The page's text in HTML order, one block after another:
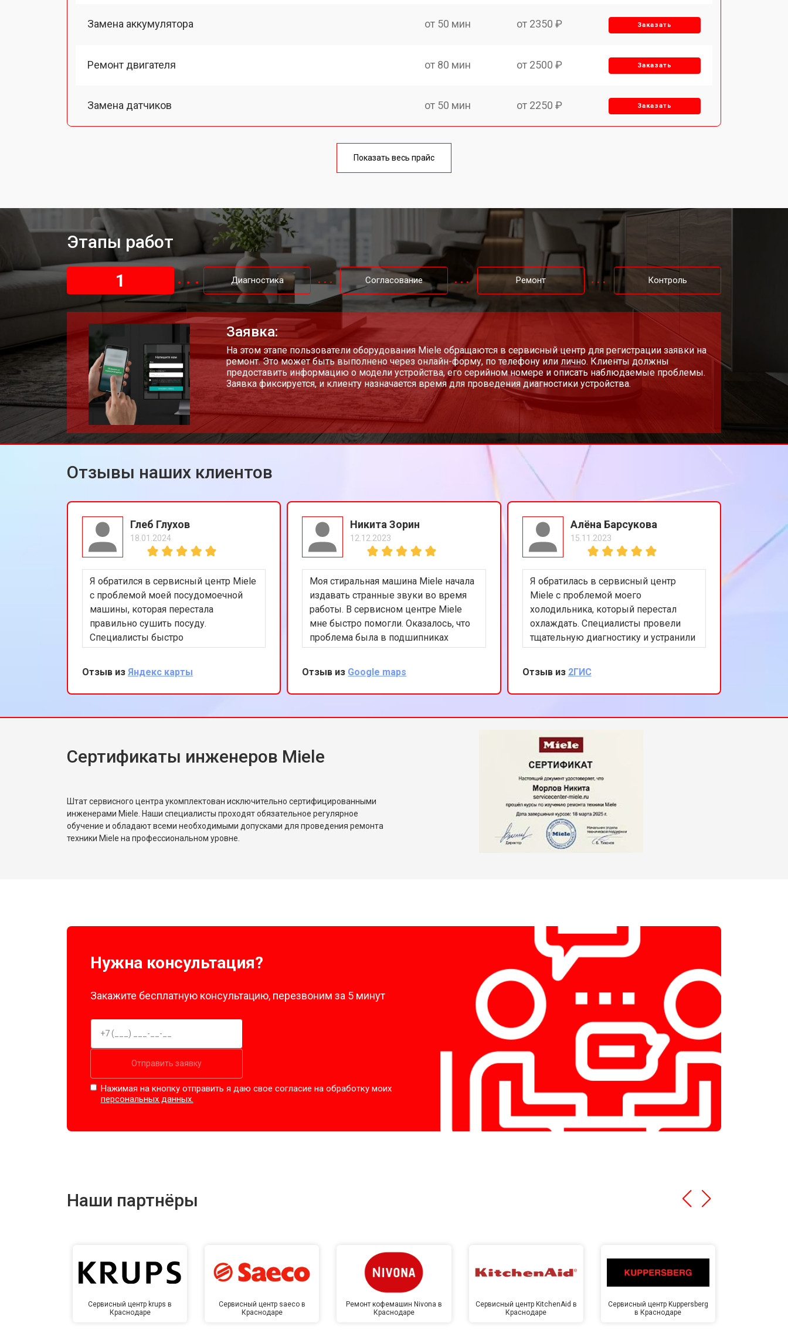
Замена аккумулятора от 50 мин от 2350 ₽ Заказать
Ремонт двигателя от 80 мин от 2500 ₽ Заказать
Замена датчиков от 50 мин от 2250 ₽ Заказать
от 50 мин
Показать весь прайс
Этапы работ
1
Диагностика Согласование Ремонт Контроль
Заявка:
На этом этапе пользователи оборудования Miele обращаются в сервисный центр для регистрации заявки на
ремонт. Это может быть выполнено через онлайн-форму, по телефону или лично. Клиенты должны
предоставить информацию о модели устройства, его серийном номере и описать наблюдаемые проблемы.
Заявка фиксируется, и клиенту назначается время для проведения диагностики устройства.
Отзывы наших клиентов
Глеб Глухов
18.01.2024
Я обратился в сервисный центр Miele
с проблемой моей посудомоечной
машины, которая перестала
правильно сушить посуду.
Специалисты быстро
диагностировали и устранили
проблему, заменив некоторые
изношенные детали. Я остался
доволен качеством работы и
персонала. Спасибо за вашу
Отзыв из Яндекс карты
Никита Зорин
12.12.2023
Моя стиральная машина Miele начала
издавать странные звуки во время
работы. В сервисном центре Miele
мне быстро помогли. Оказалось, что
проблема была в подшипниках
барабана. Ремонт был выполнен
эффективно и в короткие сроки. Я
впечатлен уровнем сервиса и
рекомендую этот центр всем
Отзыв из Google maps
Алёна Барсукова
15.11.2023
Я обратилась в сервисный центр
Miele с проблемой моего
холодильника, который перестал
охлаждать. Специалисты провели
тщательную диагностику и устранили
неисправность в системе
охлаждения. Работа была выполнена
быстро и качественно. Я очень
довольна результатом и благодарна
профессиональное обслуживание.
Отзыв из 2ГИС
Сертификаты инженеров Miele
Штат сервисного центра укомплектован исключительно сертифицированными
инженерами Miele. Наши специалисты проходят обязательное регулярное
обучение и обладают всеми необходимыми допусками для проведения ремонта
техники Miele на профессиональном уровне.
Нужна консультация?
Закажите бесплатную консультацию, перезвоним за 5 минут
Отправить заявку
Нажимая на кнопку отправить я даю свое согласие на обработку моих
персональных данных.
Наши партнёры
Сервисный центр krups в
Краснодаре
Сервисный центр saeco в
Краснодаре
Ремонт кофемашин Nivona в
Краснодаре
Сервисный центр KitchenAid в
Краснодаре
Сервисный центр Kuppersberg
в Краснодаре